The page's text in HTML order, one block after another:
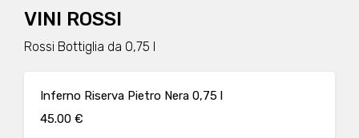
VINI ROSSI
Rossi Bottiglia da 0,75 l
Inferno Riserva Pietro Nera 0,75 l
45.00 €